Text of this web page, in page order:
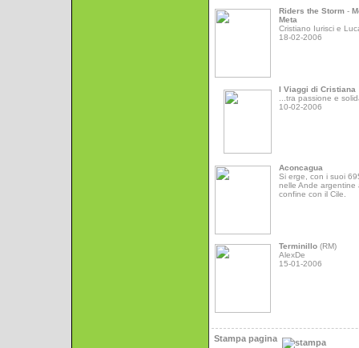
Riders the Storm -
Meta
Cristiano Iurisci e
18-02-2006
I Viaggi di Cristiana
...tra passione e
10-02-2006
Aconcagua
Si erge, con i suoi
nelle Ande argentine
confine con il Cile.
Terminillo (RM)
AlexDe
15-01-2006
Stampa pagina